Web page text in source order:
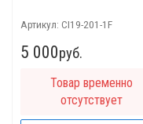
Артикул: CI19-201-1F
5 000руб.
Товар временно
отсутствует